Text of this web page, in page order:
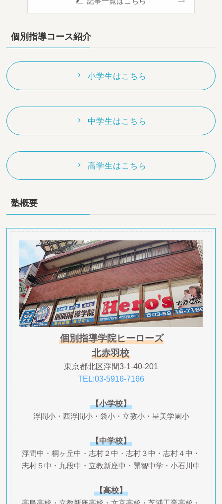
個別指導コース紹介
小学生はこちら
中学生はこちら
高学生はこちら
塾概要
個別指導学院ヒーローズ
北赤羽校
東京都北区浮間3-1-40-201
TEL:03-5916-7166
【小学校】
浮間小・西浮間小・袋小・立教小・星美学園小
【中学校】
浮間中・桐ヶ丘中・志村２中・志村３中・志村４中・
志村５中・九段中・立教新座中・開智中学・小石川中
【高校】